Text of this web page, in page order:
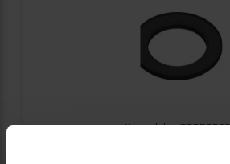
Nr produktu
320x30 Pierścień